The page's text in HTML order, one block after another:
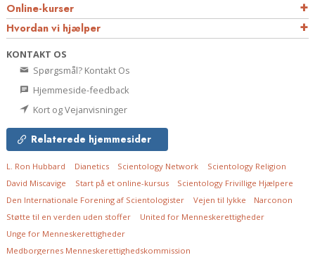
Online-kurser
Hvordan vi hjælper
KONTAKT OS
Spørgsmål? Kontakt Os
Hjemmeside-feedback
Kort og Vejanvisninger
Relaterede hjemmesider
L. Ron Hubbard Dianetics Scientology Network
Scientology Religion
David Miscavige
Start på et online-kursus
Scientology Frivillige Hjælpere
Den Internationale Forening af Scientologister
Vejen til lykke
Narconon
Støtte til en verden uden stoffer
United for Menneskerettigheder
Unge for Menneskerettigheder
Medborgernes Menneskerettigheds­kommission